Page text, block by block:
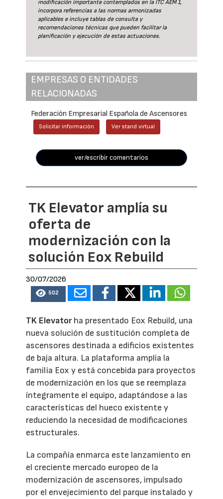
modificación importante contemplados en la ITC AEM 1,
incorpora referencias a las normas armonizadas
aplicables e incluye tablas de consulta y
recomendaciones técnicas que pueden facilitar la
planificación y ejecución de estas actuaciones.
EMPRESAS O ENTIDADES
RELACIONADAS
Federación Empresarial Española de Ascensores
Solicitar información Ver stand virtual
ver/escribir comentarios
TK Elevator amplía su
oferta de
modernización con la
solución Eox Rebuild
30/07/2026
502
TK Elevatorha presentado Eox Rebuild, una
nueva solución de sustitución completa de
ascensores destinada a edificios existentes
de baja altura. La plataforma amplía la
familia Eox y está concebida para proyectos
de modernización en los que se reemplaza
íntegramente el equipo, adaptándose a las
características del hueco existente y
reduciendo la necesidad de modificaciones
estructurales.
La compañía enmarca este lanzamiento en
el creciente mercado europeo de la
modernización de ascensores, impulsado
por el envejecimiento del parque instalado y